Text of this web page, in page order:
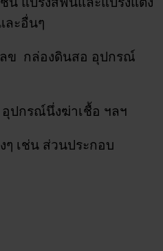
ละอื่นๆ
ข กล่องดินสอ อุปกรณ์
ปกรณ์นึ่งฆ่าเชื้อ ฯลฯ
เช่น ส่วนประกอบ